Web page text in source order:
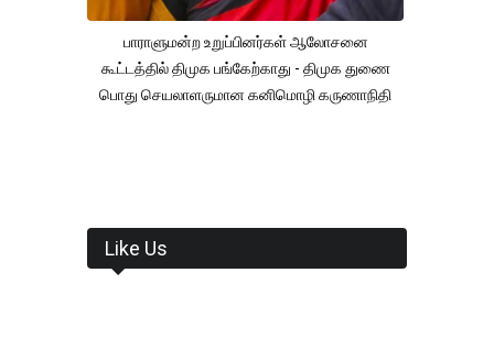
பாராளுமன்ற உறுப்பினர்கள் ஆலோசனை
கூட்டத்தில் திமுக பங்கேற்காது - திமுக துணை
பொது செயலாளருமான கனிமொழி கருணாநிதி
Like Us